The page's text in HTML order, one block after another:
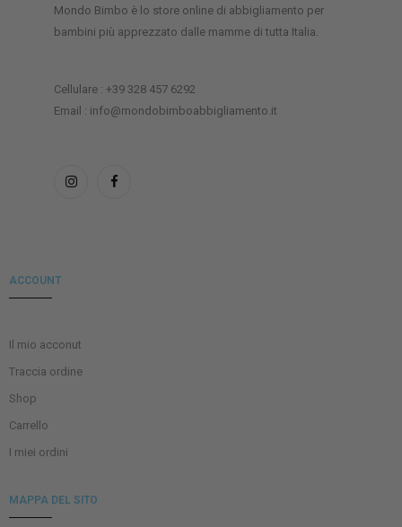
Mondo Bimbo è lo store online di abbigliamento per
bambini più apprezzato dalle mamme di tutta Italia.
Cellulare : +39 328 457 6292
Email : info@mondobimboabbigliamento.it
ACCOUNT
Il mio acconut
Traccia ordine
Shop
Carrello
I miei ordini
MAPPA DEL SITO